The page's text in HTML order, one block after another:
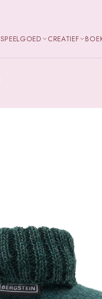
SPEELGOED CREATIEF